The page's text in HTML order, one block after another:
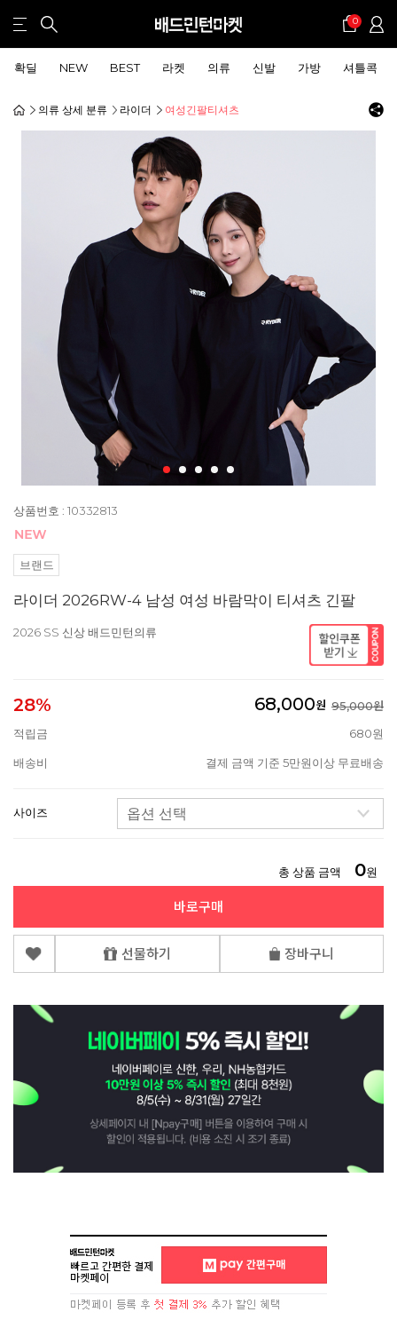
0
확딜 NEW BEST 라켓 의류 신발 가방 셔틀콕
의류 상세 분류 라이더 여성긴팔티셔츠
상품번호 : 10332813
브랜드
라이더 2026RW-4 남성 여성 바람막이 티셔츠 긴팔
2026 SS 신상 배드민턴의류
28% 68,000원 95,000원
적립금
680원
배송비 결제 금액 기준 5만원이상 무료배송
사이즈
총 상품 금액 0원
바로구매
선물하기 장바구니